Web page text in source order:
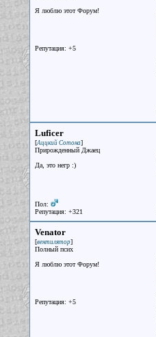
Я люблю этот Форум!
Репутация: +5
Luficer
[Аццкий Сотона]
Прирожденный Джаец
Да, это негр :)
Пол:
Репутация: +321
Venator
[вентилятор]
Полный псих
Я люблю этот Форум!
Репутация: +5